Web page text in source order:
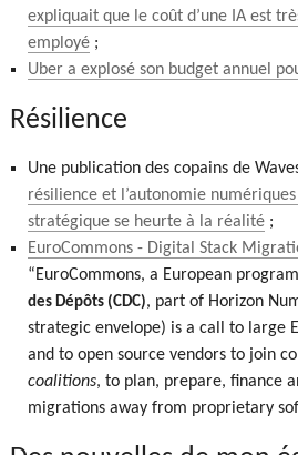
expliquait que le coût d’une IA est
employé;
Uber a explosé son budget annuel
Résilience
Une publication des copains de
résilience et l’autonomie
stratégique se heurte à la réalité;
EuroCommons - Digital Stack
“EuroCommons, a European
des Dépôts (CDC), part of Horizon
strategic envelope) is a call to large
and to open source vendors to join
coalitions, to plan, prepare, finance
migrations away from proprietary